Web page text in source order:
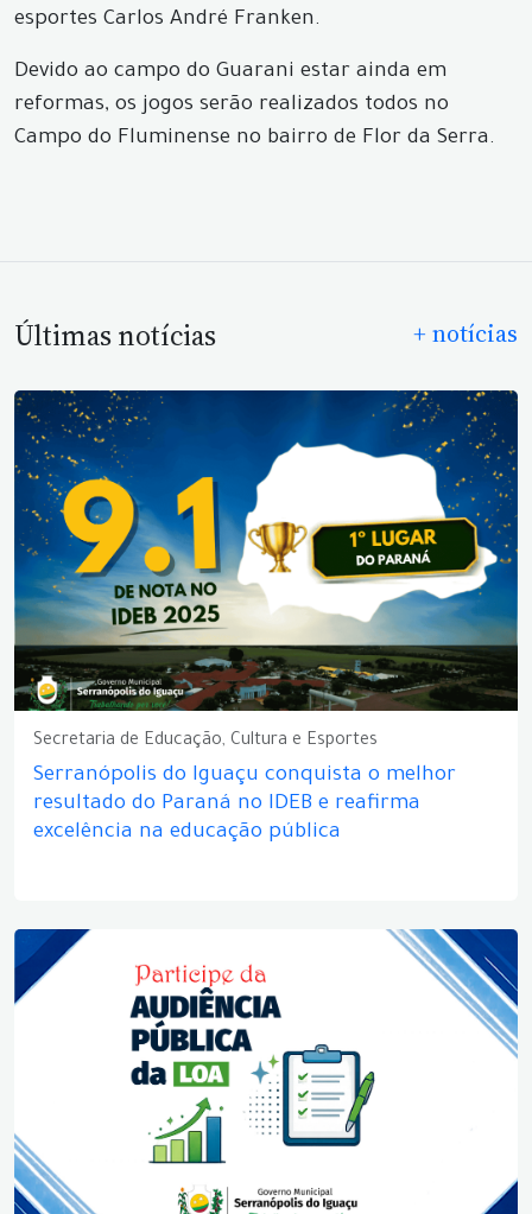
esportes Carlos André Franken.
Devido ao campo do Guarani estar ainda em
reformas, os jogos serão realizados todos no
Campo do Fluminense no bairro de Flor da Serra.
Últimas notícias + notícias
Secretaria de Educação, Cultura e Esportes
Serranópolis do Iguaçu conquista o melhor
resultado do Paraná no IDEB e reafirma
excelência na educação pública